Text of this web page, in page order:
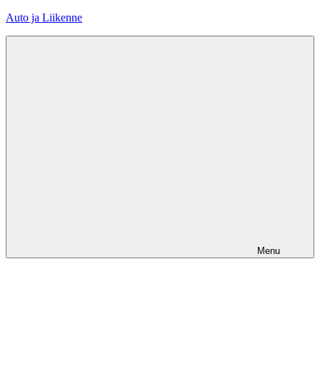
Skip
Auto ja Liikenne
Menu